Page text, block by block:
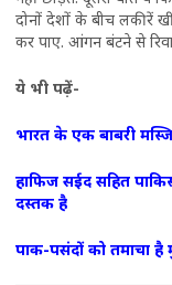
दोनों देशों के बीच लकीरें
कर पाए. आंगन बंटने से
ये भी पढ़ें-
भारत के एक बाबरी
हाफिज सईद सहित
दस्तक है
पाक-पसंदों को तमाचा